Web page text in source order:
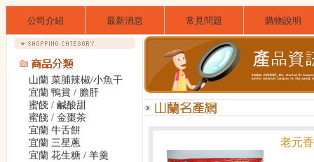
公司介紹 最新消息 常見問題 購物說明
山蘭 菜脯辣椒/小魚干
宜蘭 鴨賞 / 膽肝
蜜餞 / 鹹酸甜
蜜餞 / 金棗茶
宜蘭 牛舌餅
宜蘭 三星蔥
宜蘭 花生糖 / 羊羹
老元